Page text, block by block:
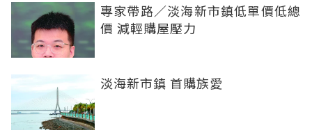
專家帶路／淡海新市鎮低單價低總
價 減輕購屋壓力
淡海新市鎮 首購族愛